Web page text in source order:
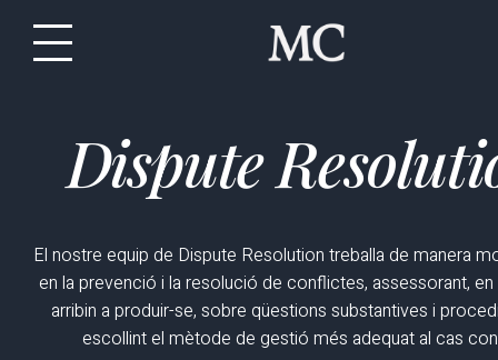
Dispute
El nostre equip de Dispute Resolution treballa de manera
en la prevenció i la resolució de conflictes, assessorant,
arribin a produir-se, sobre qüestions substantives i
escollint el mètode de gestió més adequat al cas